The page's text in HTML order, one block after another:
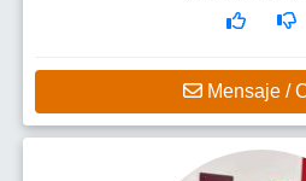
Mensaje /